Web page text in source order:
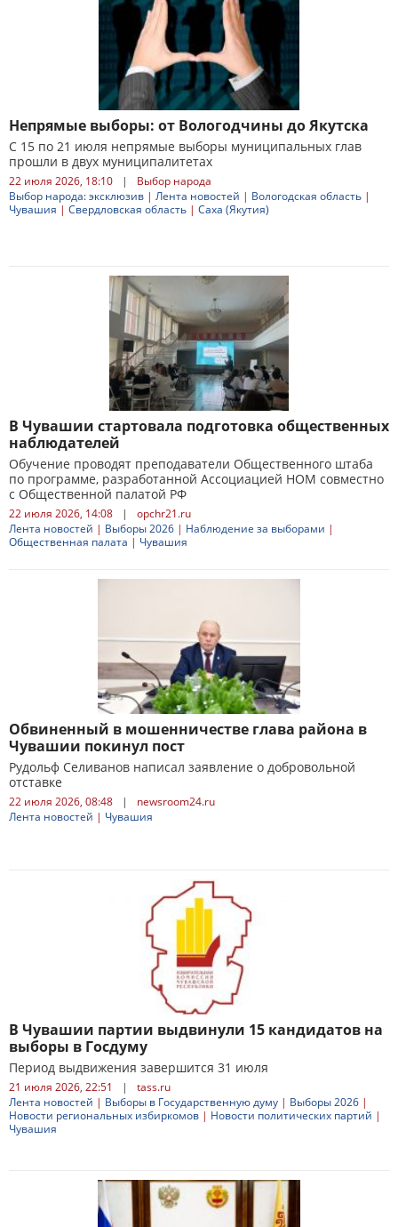
Непрямые выборы: от Вологодчины до Якутска
С 15 по 21 июля непрямые выборы муниципальных глав
прошли в двух муниципалитетах
22 июля 2026, 18:10 |
Выбор народа
Выбор народа: эксклюзив | Лента новостей | Вологодская область |
Чувашия | Свердловская область | Саха (Якутия)
В Чувашии стартовала подготовка общественных
наблюдателей
Обучение проводят преподаватели Общественного штаба
по программе, разработанной Ассоциацией НОМ совместно
с Общественной палатой РФ
22 июля 2026, 14:08 |
opchr21.ru
Лента новостей | Выборы 2026 | Наблюдение за выборами |
Общественная палата | Чувашия
Обвиненный в мошенничестве глава района в
Чувашии покинул пост
Рудольф Селиванов написал заявление о добровольной
отставке
22 июля 2026, 08:48 |
newsroom24.ru
Лента новостей | Чувашия
В Чувашии партии выдвинули 15 кандидатов на
выборы в Госдуму
Период выдвижения завершится 31 июля
21 июля 2026, 22:51 |
tass.ru
Лента новостей | Выборы в Государственную думу | Выборы 2026 |
Новости региональных избиркомов | Новости политических партий |
Чувашия